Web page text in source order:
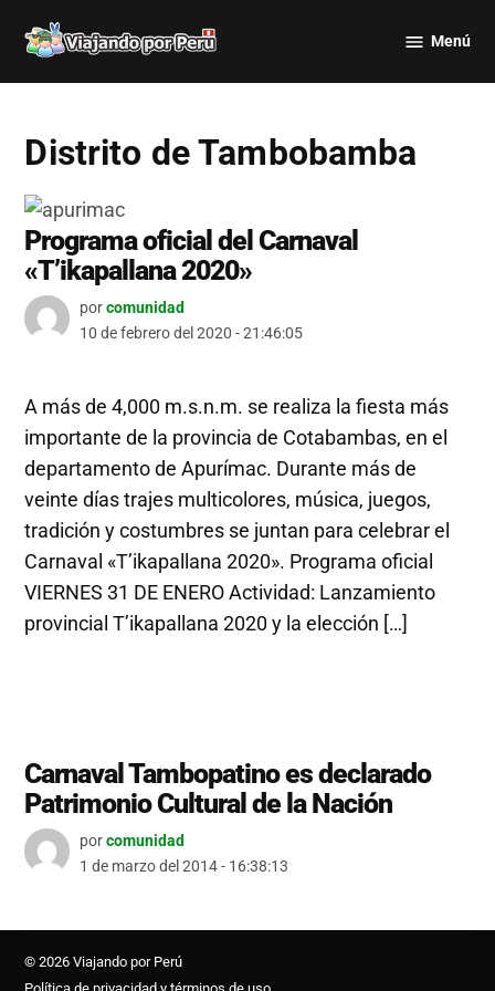
por Perú
Menú
Distrito de Tambobamba
Programa oficial del Carnaval
«T’ikapallana 2020»
porcomunidad
10 de febrero del 2020 - 21:46:05
A más de 4,000 m.s.n.m. se realiza la fiesta más
importante de la provincia de Cotabambas, en el
departamento de Apurímac. Durante más de
veinte días trajes multicolores, música, juegos,
tradición y costumbres se juntan para celebrar el
Carnaval «T’ikapallana 2020». Programa oficial
VIERNES 31 DE ENERO Actividad: Lanzamiento
provincial T’ikapallana 2020 y la elección […]
Carnaval Tambopatino es declarado
Patrimonio Cultural de la Nación
porcomunidad
1 de marzo del 2014 - 16:38:13
© 2026 Viajando por Perú